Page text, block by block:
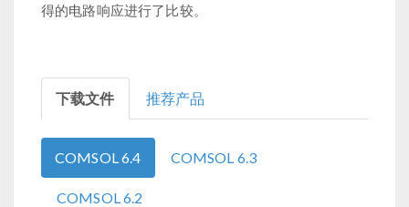
得的电路响应进行了比较。
下载文件 推荐产品
COMSOL 6.4 COMSOL 6.3
COMSOL 6.2